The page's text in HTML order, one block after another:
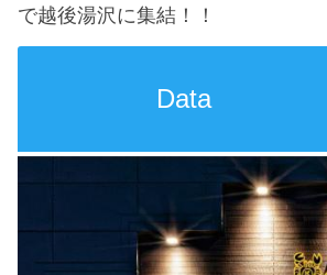
で越後湯沢に集結！！
Data